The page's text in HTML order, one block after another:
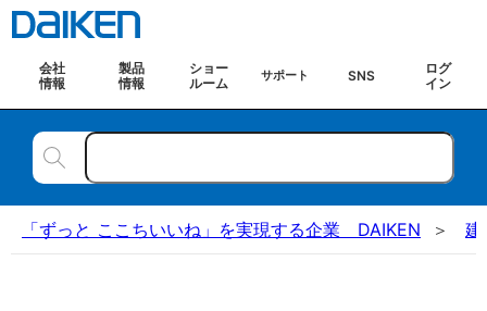
会社
情報
製品
情報
ショー
ルーム
サポート SNS
ログ
イン
「ずっと ここちいいね」を実現する企業 DAIKEN 建